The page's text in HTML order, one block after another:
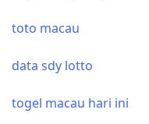
toto macau
data sdy lotto
togel macau hari ini